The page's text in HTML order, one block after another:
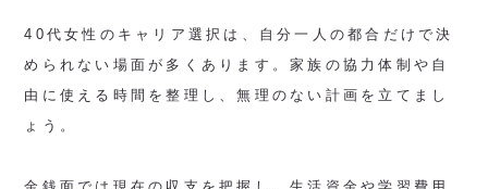
40代女性のキャリア選択は、自分一人の都合だけで決
められない場面が多くあります。家族の協力体制や自
由に使える時間を整理し、無理のない計画を立てまし
ょう。